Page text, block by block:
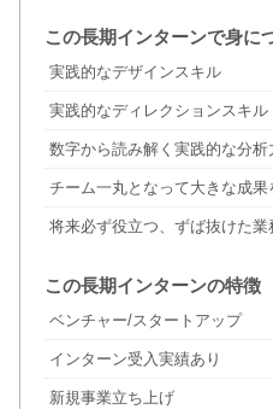
この長期インターンで身に
実践的なデザインスキル
実践的なディレクションスキル
数字から読み解く実践的な分析
チーム一丸となって大きな成果
将来必ず役立つ、ずば抜けた業
この長期インターンの特徴
ベンチャー/スタートアップ
インターン受入実績あり
新規事業立ち上げ